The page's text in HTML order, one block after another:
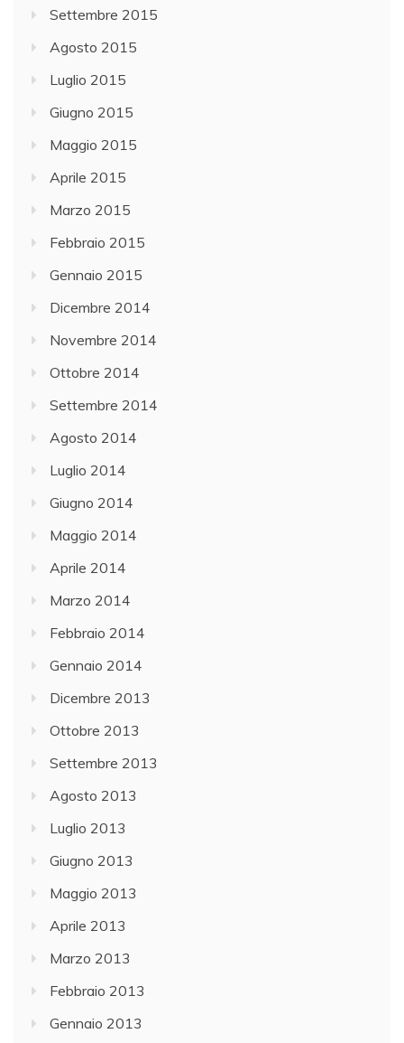
Settembre 2015
Agosto 2015
Luglio 2015
Giugno 2015
Maggio 2015
Aprile 2015
Marzo 2015
Febbraio 2015
Gennaio 2015
Dicembre 2014
Novembre 2014
Ottobre 2014
Settembre 2014
Agosto 2014
Luglio 2014
Giugno 2014
Maggio 2014
Aprile 2014
Marzo 2014
Febbraio 2014
Gennaio 2014
Dicembre 2013
Ottobre 2013
Settembre 2013
Agosto 2013
Luglio 2013
Giugno 2013
Maggio 2013
Aprile 2013
Marzo 2013
Febbraio 2013
Gennaio 2013